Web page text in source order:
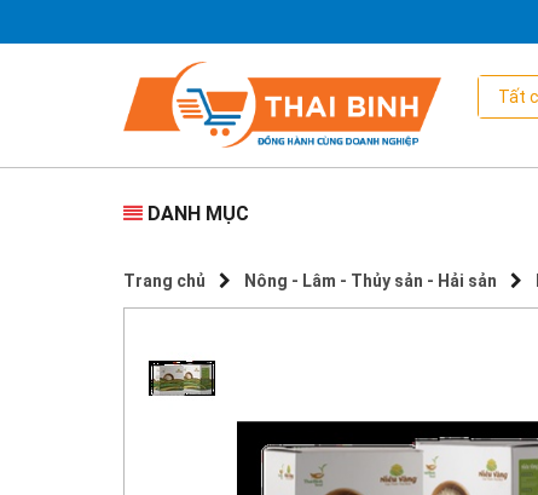
DANH MỤC
Trang chủ Nông - Lâm - Thủy sản - Hải sản